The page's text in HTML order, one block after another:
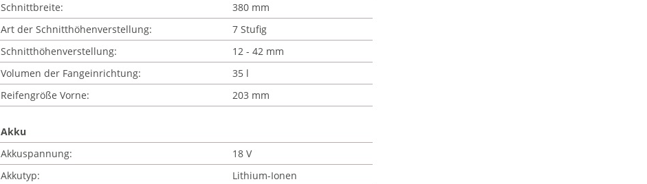
Schnittbreite:
380 mm
Art der Schnitthöhenverstellung:
7 Stufig
Schnitthöhenverstellung:
12 - 42 mm
Volumen der Fangeinrichtung:
35 l
Reifengröße Vorne:
203 mm
Akku
Akkuspannung:
18 V
Akkutyp:
Lithium-Ionen